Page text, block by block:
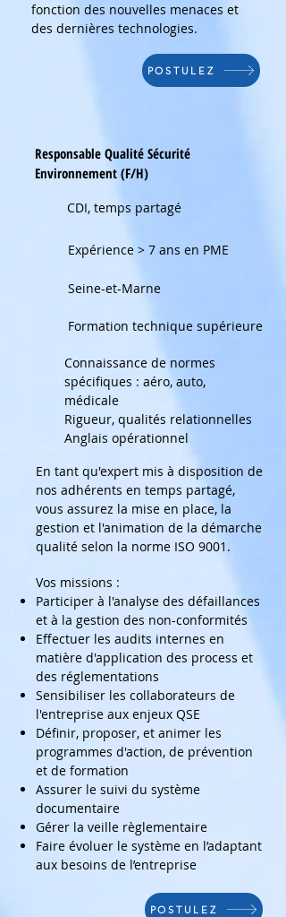
fonction des nouvelles menaces et
des dernières technologies.
POSTULEZ
En tant qu'expert mis à disposition de
nos adhérents en temps partagé,
vous assurez la mise en place, la
gestion et l'animation de la démarche
qualité selon la norme ISO 9001.
Vos missions :
Participer à l'analyse des défaillances
et à la gestion des non-conformités
Effectuer les audits internes en
matière d'application des process et
des réglementations
Sensibiliser les collaborateurs de
l'entreprise aux enjeux QSE
Définir, proposer, et animer les
programmes d'action, de prévention
et de formation
Assurer le suivi du système
documentaire
Gérer la veille règlementaire
Faire évoluer le système en l’adaptant
aux besoins de l’entreprise
Formation technique supérieure
Connaissance de normes
spécifiques : aéro, auto,
médicale
Rigueur, qualités relationnelles
Anglais opérationnel
Responsable Qualité Sécurité
Environnement (F/H)
Expérience > 7 ans en PME
CDI, temps partagé
Seine-et-Marne
POSTULEZ